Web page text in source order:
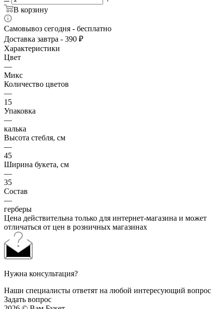
В корзину
Самовывоз сегодня - бесплатно
Доставка завтра - 390 ₽
Характеристики
Цвет
—
Микс
Количество цветов
—
15
Упаковка
—
калька
Высота стебля, см
—
45
Ширина букета, см
—
35
Состав
—
герберы
Цена действительна только для интернет-магазина и может
отличаться от цен в розничных магазинах
Нужна консультация?
Наши специалисты ответят на любой интересующий вопрос
Задать вопрос